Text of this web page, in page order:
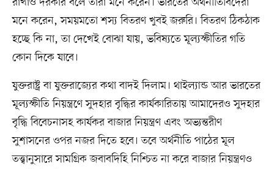
মনে করেন, সময়মতো শস্য বিতরণ খুবই জরুরি। বিতরণ ঠিকঠাক
হচ্ছে কি না, তা দেখেই বোঝা যায়, ভবিষ্যতে মূল্যস্ফীতির গতি
কোন দিকে যাবে।
যুক্তরাষ্ট্র বা যুক্তরাজ্যের কথা বাদই দিলাম। থাইল্যান্ড আর ভারতের
মূল্যস্ফীতি নিয়ন্ত্রণে সুদহার বৃদ্ধির কার্যকারিতায় আমাদেরও সুদহার
বৃদ্ধি বিবেচনাসহ কার্যকর বাজার নিয়ন্ত্রণ এবং অভ্যন্তরীণ
সুশাসনের ওপর নজর দিতে হবে। তবে অর্থনীতি পাঠের মূল
তত্ত্বানুসারে সামগ্রিক জবাবদিহি নিশ্চিত না করে বাজার নিয়ন্ত্রণও